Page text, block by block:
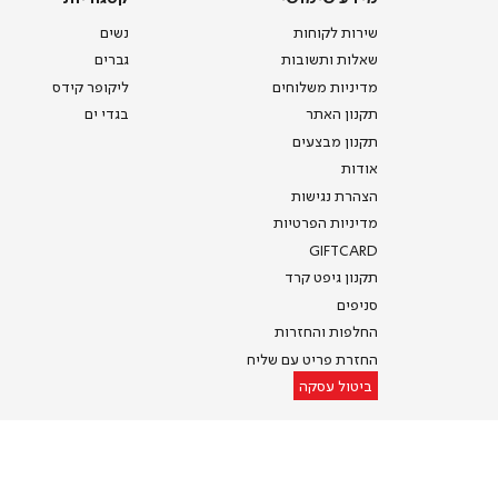
שירות לקוחות
שאלות ותשובות
מדיניות משלוחים
תקנון האתר
תקנון מבצעים
אודות
הצהרת נגישות
מדיניות הפרטיות
GIFTCARD
תקנון גיפט קרד
סניפים
החלפות והחזרות
החזרת פריט עם שליח
ביטול עסקה
נשים
גברים
ליקופר קידס
בגדי ים